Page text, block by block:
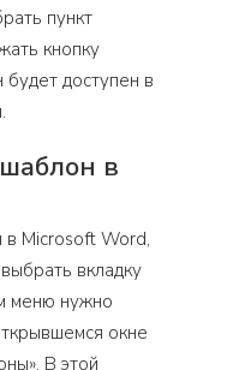
пункт
кнопку
доступен в
в
в Microsoft Word,
вкладку
меню нужно
окне
В этой